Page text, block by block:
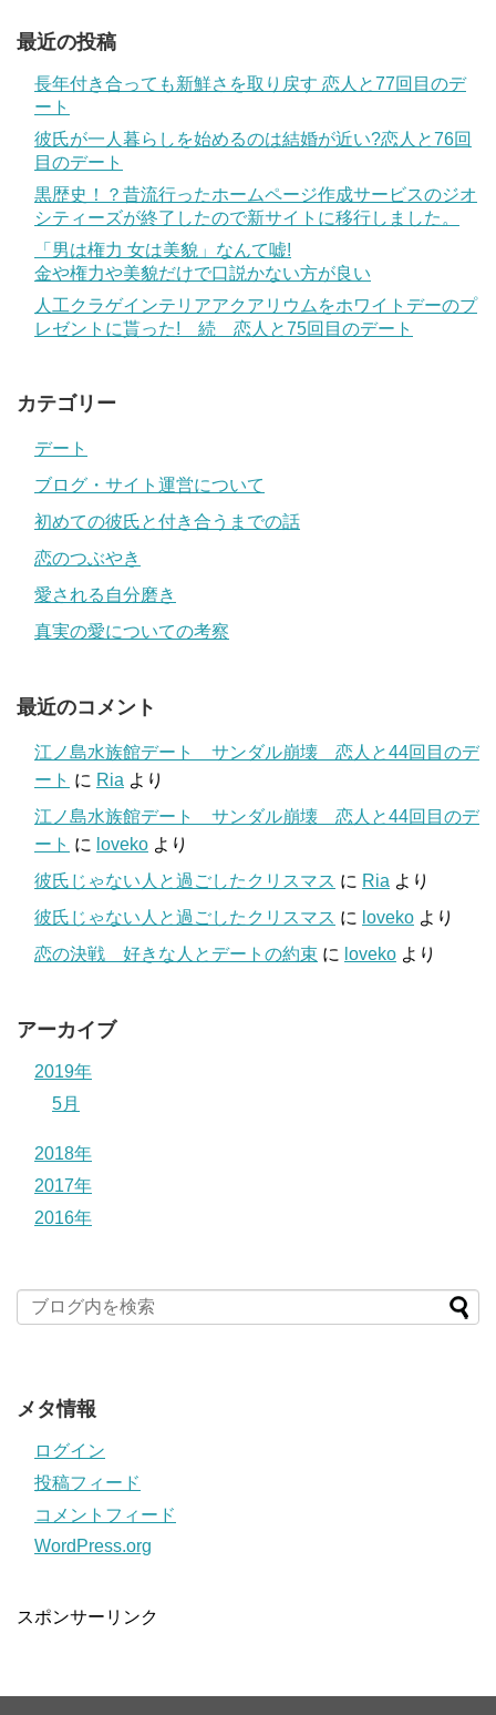
最近の投稿
長年付き合っても新鮮さを取り戻す 恋人と77回目のデ
ート
彼氏が一人暮らしを始めるのは結婚が近い?恋人と76回
目のデート
黒歴史！？昔流行ったホームページ作成サービスのジオ
シティーズが終了したので新サイトに移行しました。
「男は権力 女は美貌」なんて嘘!
金や権力や美貌だけで口説かない方が良い
人工クラゲインテリアアクアリウムをホワイトデーのプ
レゼントに貰った! 続 恋人と75回目のデート
カテゴリー
デート
ブログ・サイト運営について
初めての彼氏と付き合うまでの話
恋のつぶやき
愛される自分磨き
真実の愛についての考察
最近のコメント
江ノ島水族館デート サンダル崩壊 恋人と44回目のデ
ート に Ria より
江ノ島水族館デート サンダル崩壊 恋人と44回目のデ
ート に loveko より
彼氏じゃない人と過ごしたクリスマス に Ria より
彼氏じゃない人と過ごしたクリスマス に loveko より
恋の決戦 好きな人とデートの約束 に loveko より
アーカイブ
2019年
5月
2018年
2017年
2016年
メタ情報
ログイン
投稿フィード
コメントフィード
WordPress.org
スポンサーリンク